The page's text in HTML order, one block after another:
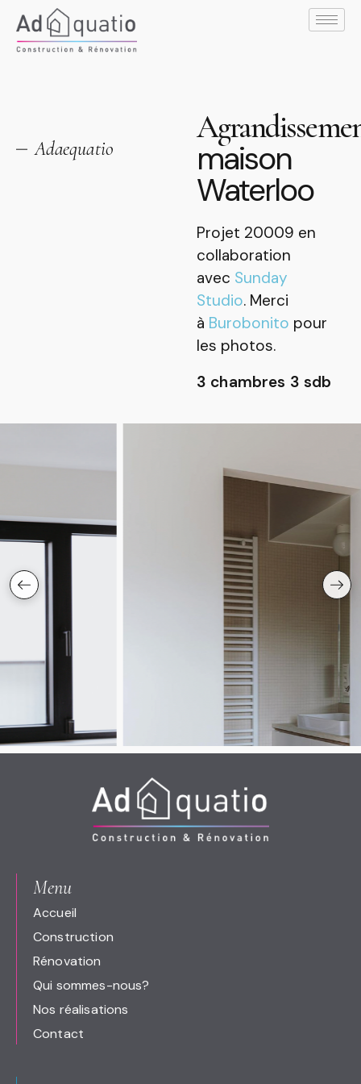
Adaequatio maison
Waterloo
Projet 20009 en
collaboration
avec Sunday
Studio. Merci
à Burobonito pour
les photos.
3 chambres 3 sdb
Menu
Accueil
Construction
Rénovation
Qui sommes-nous?
Nos réalisations
Contact